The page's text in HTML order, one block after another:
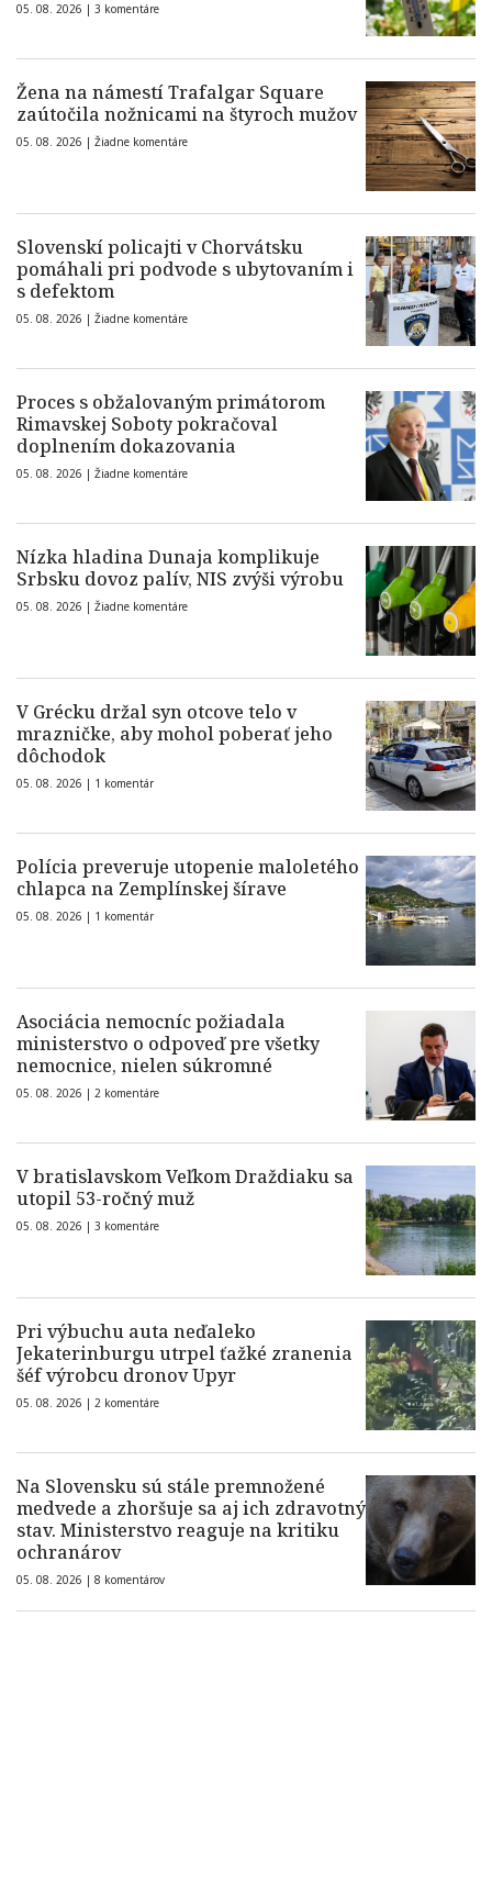
05. 08. 2026 | 3 komentáre
Žena na námestí Trafalgar Square
zaútočila nožnicami na štyroch mužov
05. 08. 2026 | Žiadne komentáre
Slovenskí policajti v Chorvátsku
pomáhali pri podvode s ubytovaním i
s defektom
05. 08. 2026 | Žiadne komentáre
Proces s obžalovaným primátorom
Rimavskej Soboty pokračoval
doplnením dokazovania
05. 08. 2026 | Žiadne komentáre
Nízka hladina Dunaja komplikuje
Srbsku dovoz palív, NIS zvýši výrobu
05. 08. 2026 | Žiadne komentáre
V Grécku držal syn otcove telo v
mrazničke, aby mohol poberať jeho
dôchodok
05. 08. 2026 | 1 komentár
Polícia preveruje utopenie maloletého
chlapca na Zemplínskej šírave
05. 08. 2026 | 1 komentár
Asociácia nemocníc požiadala
ministerstvo o odpoveď pre všetky
nemocnice, nielen súkromné
05. 08. 2026 | 2 komentáre
V bratislavskom Veľkom Draždiaku sa
utopil 53-ročný muž
05. 08. 2026 | 3 komentáre
Pri výbuchu auta neďaleko
Jekaterinburgu utrpel ťažké zranenia
šéf výrobcu dronov Upyr
05. 08. 2026 | 2 komentáre
Na Slovensku sú stále premnožené
medvede a zhoršuje sa aj ich zdravotný
stav. Ministerstvo reaguje na kritiku
ochranárov
05. 08. 2026 | 8 komentárov